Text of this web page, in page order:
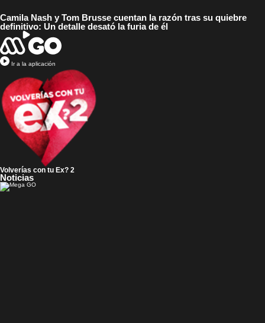
Camila Nash y Tom Brusse cuentan la razón tras su quiebre
definitivo: Un detalle desató la furia de él
Ir a la aplicación
Volverías con tu Ex? 2
Noticias